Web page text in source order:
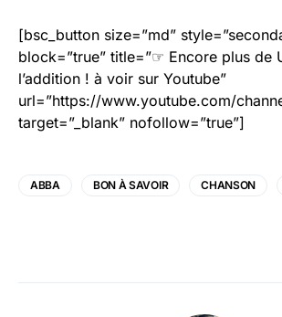
[bsc_button size=”md”
block=”true” title=”☞ Encore plus de
l’addition ! à voir sur Youtube”
url=”https://www.youtube.com/
target=”_blank” nofollow=”true”]
ABBA BON À SAVOIR CHANSON